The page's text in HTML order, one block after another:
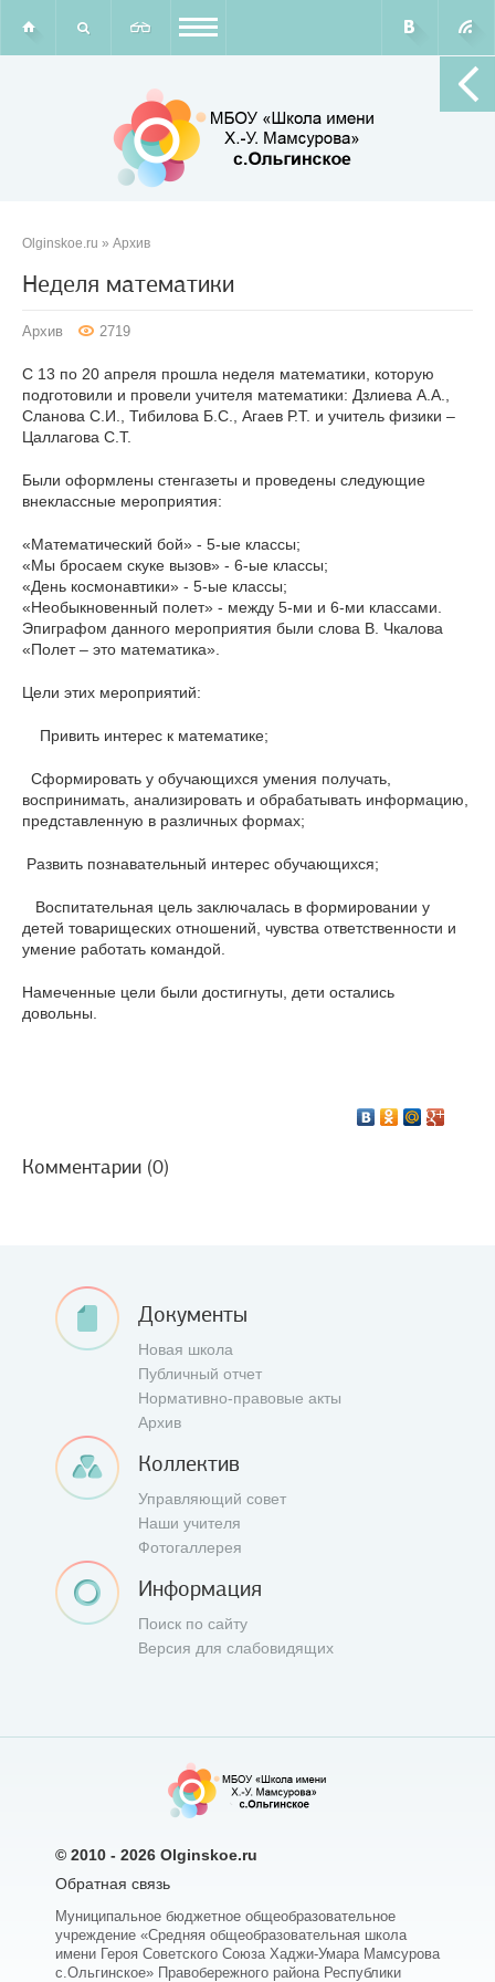
Olginskoe.ru » Архив
Неделя математики
Архив 2719
С 13 по 20 апреля прошла неделя математики, которую
подготовили и провели учителя математики: Дзлиева А.А.,
Сланова С.И., Тибилова Б.С., Агаев Р.Т. и учитель физики –
Цаллагова С.Т.
Были оформлены стенгазеты и проведены следующие
внеклассные мероприятия:
«Математический бой» - 5-ые классы;
«Мы бросаем скуке вызов» - 6-ые классы;
«День космонавтики» - 5-ые классы;
«Необыкновенный полет» - между 5-ми и 6-ми классами.
Эпиграфом данного мероприятия были слова В. Чкалова
«Полет – это математика».
Цели этих мероприятий:
Привить интерес к математике;
Сформировать у обучающихся умения получать,
воспринимать, анализировать и обрабатывать информацию,
представленную в различных формах;
Развить познавательный интерес обучающихся;
Воспитательная цель заключалась в формировании у
детей товарищеских отношений, чувства ответственности и
умение работать командой.
Намеченные цели были достигнуты, дети остались
довольны.
Комментарии (0)
Документы
Новая школа
Публичный отчет
Нормативно-правовые акты
Архив
Коллектив
Управляющий совет
Наши учителя
Фотогаллерея
Информация
Поиск по сайту
Версия для слабовидящих
© 2010 - 2026 Olginskoe.ru
Обратная связь
Муниципальное бюджетное общеобразовательное
учреждение «Средняя общеобразовательная школа
имени Героя Советского Союза Хаджи-Умара Мамсурова
с.Ольгинское» Правобережного района Республики